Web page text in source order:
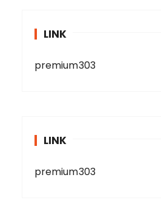
LINK
premium303
LINK
premium303